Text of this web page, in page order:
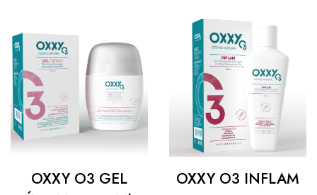
OXXY O3 GEL
OXXY O3 INFLAM